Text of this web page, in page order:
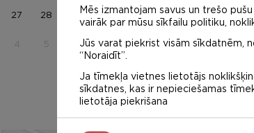
27 28 29
4 5
Mēs izmantojam savus un trešo
vairāk par mūsu sīkfailu politiku,
Jūs varat piekrist visām sīkdatnēm,
“Noraidīt”.
Ja tīmekļa vietnes lietotājs
sīkdatnes, kas ir nepieciešamas
lietotāja piekrišana